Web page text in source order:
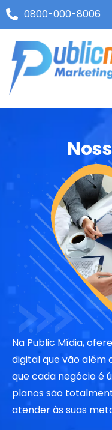
0800-000-8006
Na Public Mídia,
digital que vão além
que cada negócio é
planos são
atender às suas